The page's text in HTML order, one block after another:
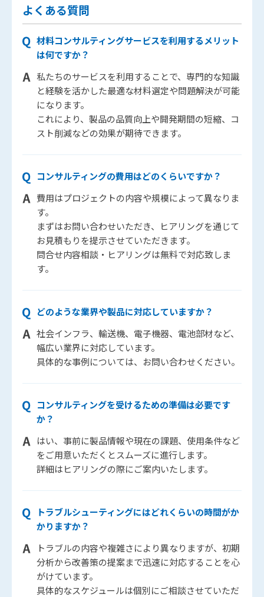
よくある質問
材料コンサルティングサービスを利用するメリット
は何ですか？
私たちのサービスを利用することで、専門的な知識
と経験を活かした最適な材料選定や問題解決が可能
になります。
これにより、製品の品質向上や開発期間の短縮、コ
スト削減などの効果が期待できます。
コンサルティングの費用はどのくらいですか？
費用はプロジェクトの内容や規模によって異なりま
す。
まずはお問い合わせいただき、ヒアリングを通じて
お見積もりを提示させていただきます。
問合せ内容相談・ヒアリングは無料で対応致しま
す。
どのような業界や製品に対応していますか？
社会インフラ、輸送機、電子機器、電池部材など、
幅広い業界に対応しています。
具体的な事例については、お問い合わせください。
コンサルティングを受けるための準備は必要です
か？
はい、事前に製品情報や現在の課題、使用条件など
をご用意いただくとスムーズに進行します。
詳細はヒアリングの際にご案内いたします。
トラブルシューティングにはどれくらいの時間がか
かりますか？
トラブルの内容や複雑さにより異なりますが、初期
分析から改善策の提案まで迅速に対応することを心
がけています。
具体的なスケジュールは個別にご相談させていただ